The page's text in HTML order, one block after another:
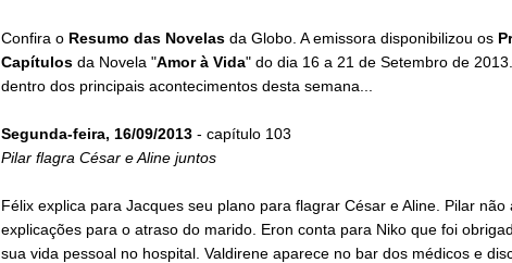
Confira o Resumo das Novelasda Globo. A emissora disponibilizou os
Capítulosda Novela "Amor à Vida" do dia 16 a 21 de Setembro de
dentro dos principais acontecimentos desta semana...
Segunda-feira, 16/09/2013- capítulo 103
Pilar flagra César e Aline juntos
Félix explica para Jacques seu plano para flagrar César e Aline. Pilar não
explicações para o atraso do marido. Eron conta para Niko que foi
sua vida pessoal no hospital. Valdirene aparece no bar dos médicos e